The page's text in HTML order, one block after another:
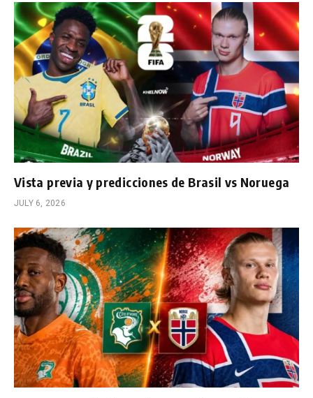
Vista previa y predicciones de Brasil vs Noruega
JULY 6, 2026